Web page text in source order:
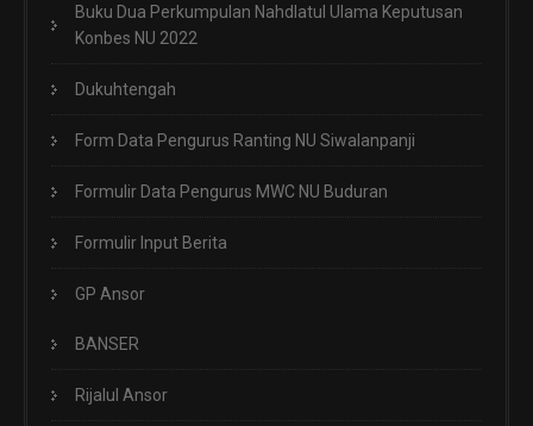
Buku Dua Perkumpulan Nahdlatul Ulama Keputusan
Konbes NU 2022
Dukuhtengah
Form Data Pengurus Ranting NU Siwalanpanji
Formulir Data Pengurus MWC NU Buduran
Formulir Input Berita
GP Ansor
BANSER
Rijalul Ansor